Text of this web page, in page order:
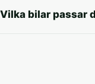
Vilka bilar passar